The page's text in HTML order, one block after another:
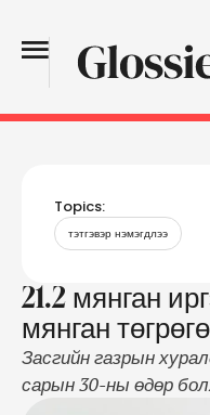
Topics:
тэтгэвэр нэмэгдлээ
21.2 мянган
мянган
Засгийн газрын
сарын 30-ны өдөр